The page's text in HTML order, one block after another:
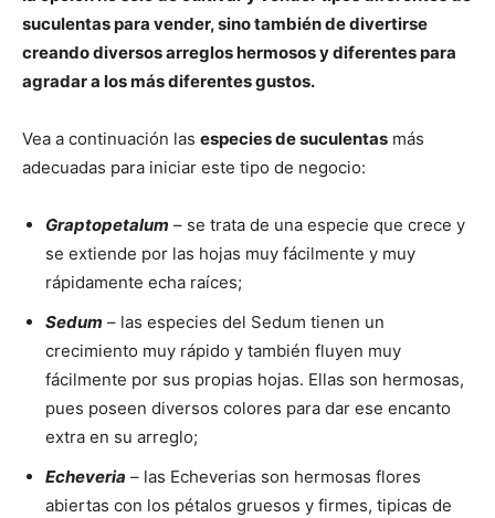
suculentas para vender, sino también de divertirse
creando diversos arreglos hermosos y diferentes para
agradar a los más diferentes gustos.
Vea a continuación las especies de suculentas más
adecuadas para iniciar este tipo de negocio:
Graptopetalum – se trata de una especie que crece y
se extiende por las hojas muy fácilmente y muy
rápidamente echa raíces;
Sedum – las especies del Sedum tienen un
crecimiento muy rápido y también fluyen muy
fácilmente por sus propias hojas. Ellas son hermosas,
pues poseen diversos colores para dar ese encanto
extra en su arreglo;
Echeveria – las Echeverias son hermosas flores
abiertas con los pétalos gruesos y firmes, tipicas de